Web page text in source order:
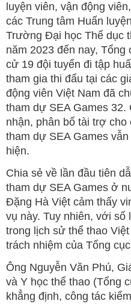
luyện viên, vận động
các Trung tâm Huấn
Trường Đại học Thể dục
năm 2023 đến nay, Tổng
cử 19 đội tuyển đi tập
tham gia thi đấu tại các
động viên Việt Nam đã
tham dự SEA Games 32.
nhận, phân bổ tài trợ cho
tham dự SEA Games
hiện.
Chia sẻ về lần đầu tiên
tham dự SEA Games ở
Đặng Hà Việt cảm thấy
vụ này. Tuy nhiên, với
trong lịch sử thể thao
trách nhiệm của Tổng
Ông Nguyễn Văn Phú,
và Y học thể thao (Tổng
khẳng định, công tác